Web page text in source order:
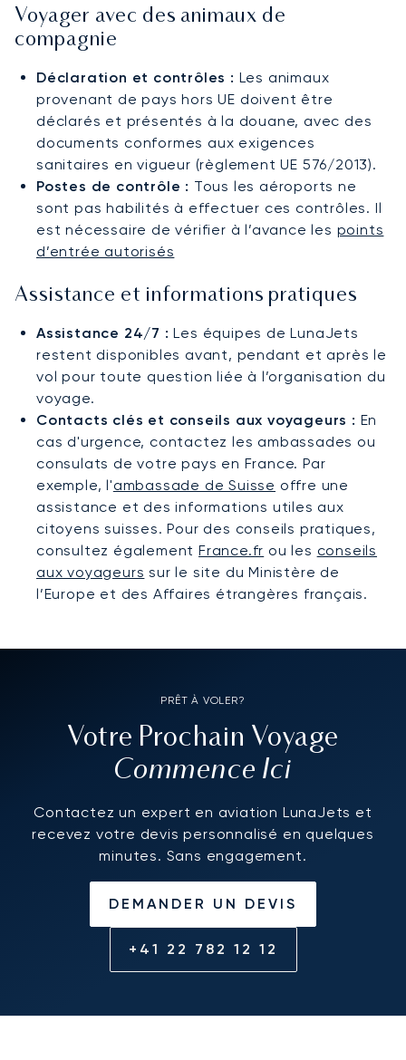
Voyager avec des animaux de
compagnie
Déclaration et contrôles : Les animaux
provenant de pays hors UE doivent être
déclarés et présentés à la douane, avec des
documents conformes aux exigences
sanitaires en vigueur (règlement UE 576/2013).
Postes de contrôle : Tous les aéroports ne
sont pas habilités à effectuer ces contrôles. Il
est nécessaire de vérifier à l’avance les points
d’entrée autorisés
Assistance et informations pratiques
Assistance 24/7 : Les équipes de LunaJets
restent disponibles avant, pendant et après le
vol pour toute question liée à l’organisation du
voyage.
Contacts clés et conseils aux voyageurs : En
cas d'urgence, contactez les ambassades ou
consulats de votre pays en France. Par
exemple, l'ambassade de Suisse offre une
assistance et des informations utiles aux
citoyens suisses. Pour des conseils pratiques,
consultez égalementFrance.fr ou les conseils
aux voyageurs sur le site du Ministère de
l’Europe et des Affaires étrangères français.
PRÊT À VOLER?
Votre Prochain Voyage
Commence Ici
Contactez un expert en aviation LunaJets et
recevez votre devis personnalisé en quelques
minutes. Sans engagement.
DEMANDER UN DEVIS
+41 22 782 12 12